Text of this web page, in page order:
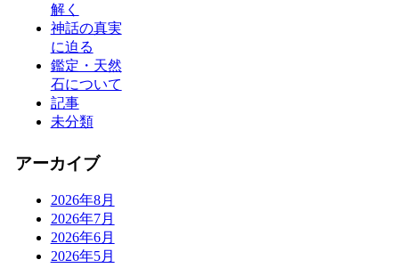
解く
神話の真実
に迫る
鑑定・天然
石について
記事
未分類
アーカイブ
2026年8月
2026年7月
2026年6月
2026年5月